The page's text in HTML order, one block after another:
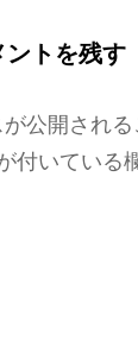
ントを残す
が公開され
付いている